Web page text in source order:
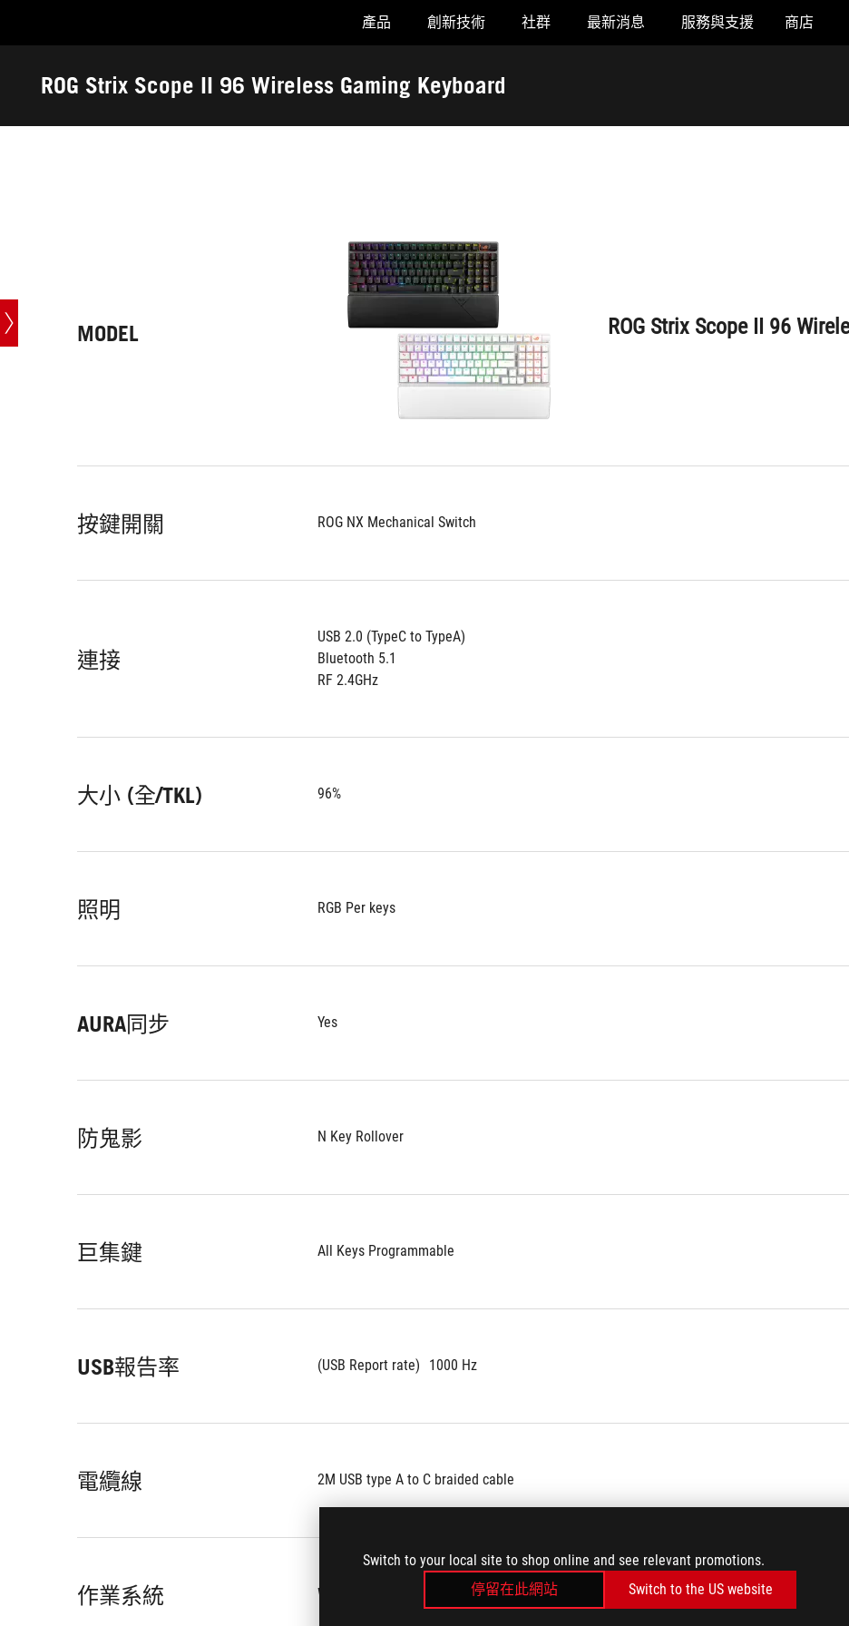
Switch to your local site to shop online and see relevant promotions.
停留在此網站
Switch to the US website
Accessibility links
產品 創新技術 社群 最新消息 服務與支援 商店
ROG Strix Scope II 96 Wireless Gaming Keyboard
技
MODEL ROG Strix Scope II 96
按鍵開關 ROG NX Mechanical Switch
連接
USB 2.0 (TypeC to TypeA)
Bluetooth 5.1
RF 2.4GHz
大小 (全/TKL) 96%
照明 RGB Per keys
AURA同步 Yes
防鬼影 N Key Rollover
巨集鍵 All Keys Programmable
USB報告率 (USB Report rate) 1000 Hz
電纜線 2M USB type A to C braided cable
作業系統 Windows